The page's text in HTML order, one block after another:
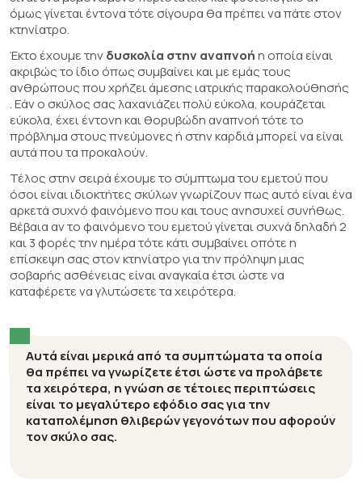
όμως γίνεται έντονα τότε σίγουρα θα πρέπει να πάτε στον
κτηνίατρο.
Έκτο έχουμε την δυσκολία στην αναπνοήη οποία είναι
ακριβώς το ίδιο όπως συμβαίνει και με εμάς τους
ανθρώπους που χρήζει άμεσης ιατρικής παρακολούθησής
. Εάν ο σκύλος σας λαχανιάζει πολύ εύκολα, κουράζεται
εύκολα, έχει έντονη και θορυβώδη αναπνοή τότε το
πρόβλημα στους πνεύμονες ή στην καρδιά μπορεί να είναι
αυτά που τα προκαλούν.
Τέλος στην σειρά έχουμε το σύμπτωμα του εμετού που
όσοι είναι ιδιοκτήτες σκύλων γνωρίζουν πως αυτό είναι ένα
αρκετά συχνό φαινόμενο που και τους ανησυχεί συνήθως.
Βέβαια αν το φαινόμενο του εμετού γίνεται συχνά δηλαδή 2
και 3 φορές την ημέρα τότε κάτι συμβαίνει οπότε η
επίσκεψη σας στον κτηνίατρο για την πρόληψη μιας
σοβαρής ασθένειας είναι αναγκαία έτσι ώστε να
καταφέρετε να γλυτώσετε τα χειρότερα.
Αυτά είναι μερικά από τα συμπτώματα τα οποία
θα πρέπει να γνωρίζετε έτσι ώστε να προλάβετε
τα χειρότερα, η γνώση σε τέτοιες περιπτώσεις
είναι το μεγαλύτερο εφόδιο σας για την
καταπολέμηση θλιβερών γεγονότων που αφορούν
τον σκύλο σας.